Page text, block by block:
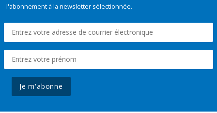
l'abonnement à la newsletter sélectionnée.
Je m'abonne